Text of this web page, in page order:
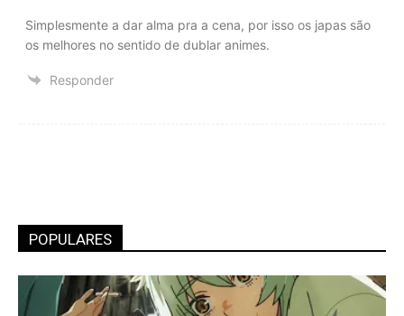
Simplesmente a dar alma pra a cena, por isso os japas são
os melhores no sentido de dublar animes.
Responder
POPULARES